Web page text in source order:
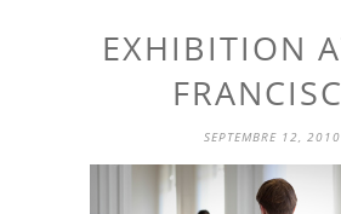
EXHIBITION
SEPTEMBRE 12, 2010